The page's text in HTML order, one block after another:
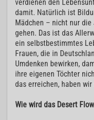
verdienen den
damit. Natürlich ist
Mädchen – nicht nur
gehen. Das ist das
ein selbstbestimmtes
Frauen, die in
Umdenken bewirken,
ihre eigenen Töchter
das erreichen, haben
Wie wird das Desert